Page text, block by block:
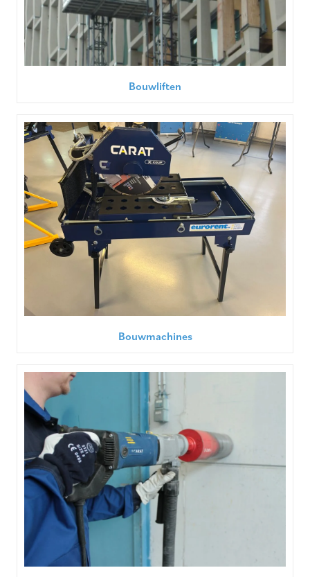
Bouwliften
Bouwmachines